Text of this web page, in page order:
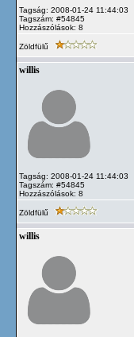
Tagság: 2008-01-24 11:44:03
Tagszám: #54845
Hozzászólások: 8
Zöldfülű
willis
Tagság: 2008-01-24 11:44:03
Tagszám: #54845
Hozzászólások: 8
Zöldfülű
willis